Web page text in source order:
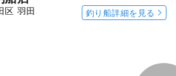
区 羽田 釣り船詳細を見る